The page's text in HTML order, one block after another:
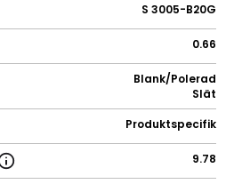
S 3005-B20G
0.66
Blank/Polerad
Slät
Produktspecifik
9.78